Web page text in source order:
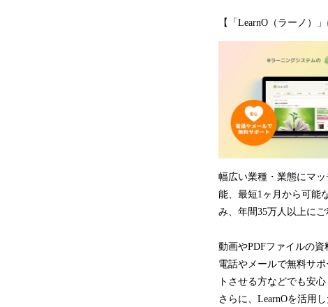
【「LearnO（ラーノ）」
幅広い業種・業態にマ
能、最短1ヶ月から可能
み、年間35万人以上にご
動画やPDFファイルの
電話やメールで無料サ
トさせる方などでも安
さらに、LearnOを活用